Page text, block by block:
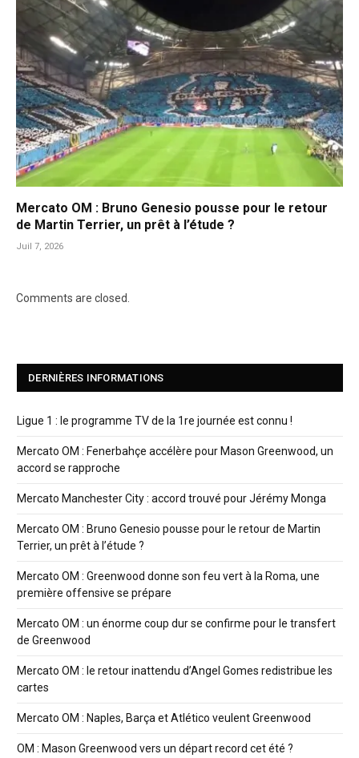
Mercato OM : Bruno Genesio pousse pour le retour
de Martin Terrier, un prêt à l’étude ?
Juil 7, 2026
Comments are closed.
DERNIÈRES INFORMATIONS
Ligue 1 : le programme TV de la 1re journée est connu !
Mercato OM : Fenerbahçe accélère pour Mason Greenwood, un
accord se rapproche
Mercato Manchester City : accord trouvé pour Jérémy Monga
Mercato OM : Bruno Genesio pousse pour le retour de Martin
Terrier, un prêt à l’étude ?
Mercato OM : Greenwood donne son feu vert à la Roma, une
première offensive se prépare
Mercato OM : un énorme coup dur se confirme pour le transfert
de Greenwood
Mercato OM : le retour inattendu d’Angel Gomes redistribue les
cartes
Mercato OM : Naples, Barça et Atlético veulent Greenwood
OM : Mason Greenwood vers un départ record cet été ?